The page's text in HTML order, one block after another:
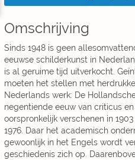
Omschrijving
Sinds 1948 is geen
eeuwse schilderkunst in
is al geruime tijd uitverkocht.
moeten het stellen met
Nederlands werk: De
negentiende eeuw van criticus
oorspronkelijk verschenen in
1976. Daar het academisch
gewoonlijk in het Engels wordt
geschiedenis zich op.